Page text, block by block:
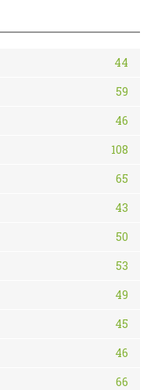
44
59
46
108
65
43
50
53
49
45
46
66